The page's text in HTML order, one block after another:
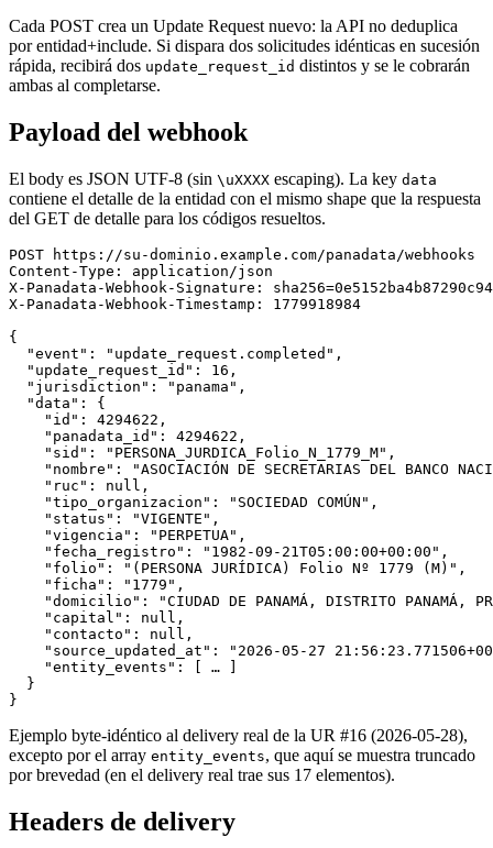
Cada POST crea un Update Request nuevo: la API no deduplica
por entidad+include. Si dispara dos solicitudes idénticas en sucesión
rápida, recibirá dos update_request_id distintos y se le cobrarán
ambas al completarse.
Payload del webhook
El body es JSON UTF-8 (sin \uXXXX escaping). La key data
contiene el detalle de la entidad con el mismo shape que la respuesta
del GET de detalle para los códigos resueltos.
POST https://su-dominio.example.com/panadata/webhooks
Content-Type: application/json
X-Panadata-Webhook-Signature:
X-Panadata-Webhook-Timestamp: 1779918984
{
  "event": "update_request.completed",
  "update_request_id": 16,
  "jurisdiction": "panama",
  "data": {
    "id": 4294622,
    "panadata_id": 4294622,
    "sid": "PERSONA_JURDICA_Folio_N_1779_M",
"nombre": "ASOCIACIÓN DE SECRETARIAS DEL BANCO
    "ruc": null,
    "tipo_organizacion": "SOCIEDAD COMÚN",
    "status": "VIGENTE",
    "vigencia": "PERPETUA",
    "fecha_registro": "1982-09-21T05:00:00+00:00",
    "folio": "(PERSONA JURÍDICA) Folio Nº 1779 (M)",
    "ficha": "1779",
"domicilio": "CIUDAD DE PANAMÁ, DISTRITO PANAMÁ,
    "capital": null,
    "contacto": null,
"source_updated_at": "2026-05-27
    "entity_events": [ … ]
  }
}
Ejemplo byte-idéntico al delivery real de la UR #16 (2026-05-28),
excepto por el array entity_events, que aquí se muestra truncado
por brevedad (en el delivery real trae sus 17 elementos).
Headers de delivery